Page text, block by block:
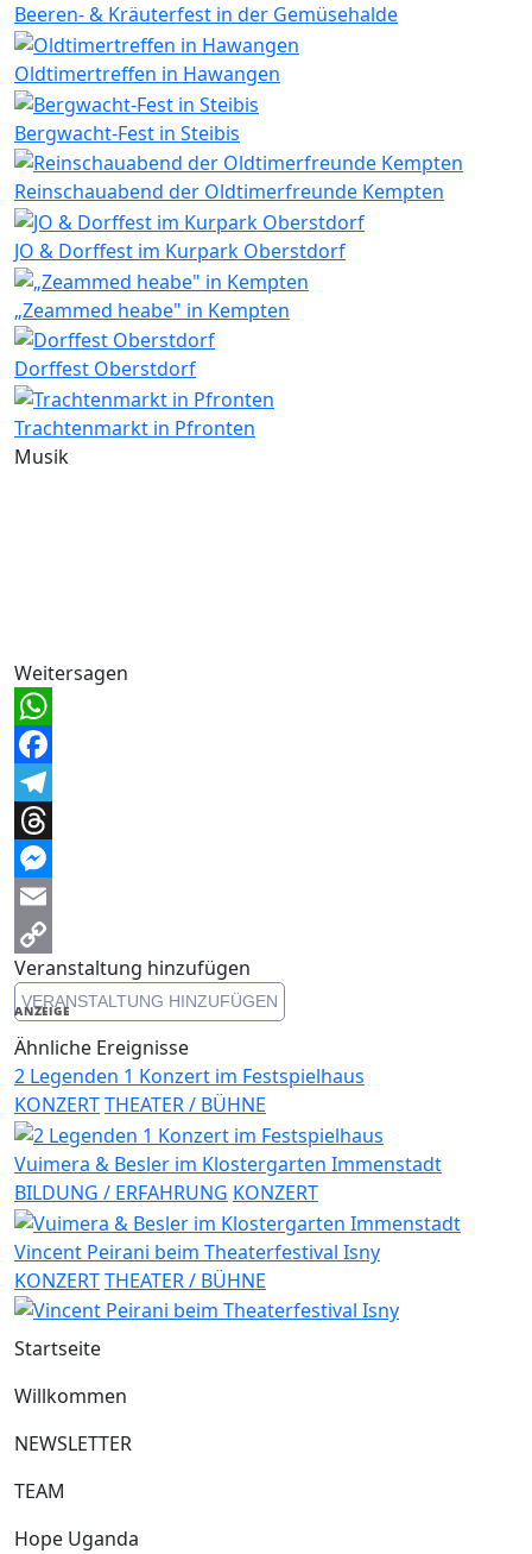
Beeren- & Kräuterfest in der Gemüsehalde
Oldtimertreffen in Hawangen
Bergwacht-Fest in Steibis
Reinschauabend der Oldtimerfreunde Kempten
JO & Dorffest im Kurpark Oberstdorf
„Zeammed heabe" in Kempten
Dorffest Oberstdorf
Trachtenmarkt in Pfronten
Musik
Weitersagen
WhatsApp
Facebook
Telegram
Threads
Messenger
Email
Copy
Link
Veranstaltung hinzufügen
VERANSTALTUNG HINZUFÜGEN
ANZEIGE
Ähnliche Ereignisse
2 Legenden 1 Konzert im Festspielhaus
KONZERTTHEATER / BÜHNE
Vuimera & Besler im Klostergarten Immenstadt
BILDUNG / ERFAHRUNG KONZERT
Vincent Peirani beim Theaterfestival Isny
KONZERTTHEATER / BÜHNE
Startseite
Willkommen
NEWSLETTER
TEAM
Hope Uganda